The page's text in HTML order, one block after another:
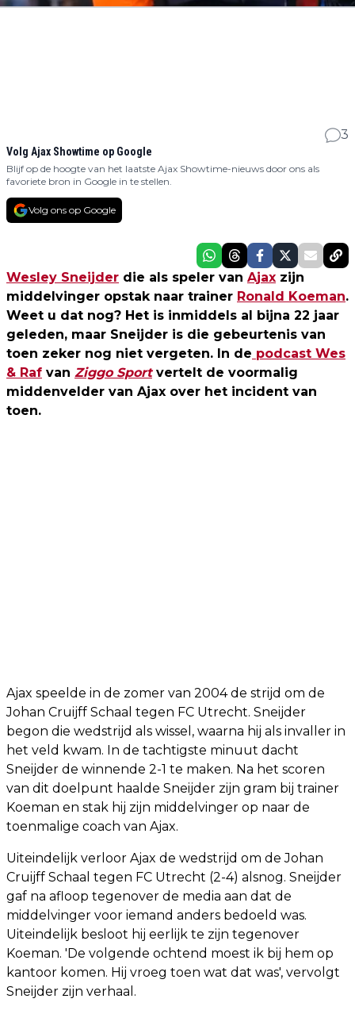
3
Volg Ajax Showtime op Google
Blijf op de hoogte van het laatste Ajax Showtime-nieuws door ons als
favoriete bron in Google in te stellen.
Volg ons op Google
Wesley Sneijder die als speler van Ajax zijn
middelvinger opstak naar trainer Ronald Koeman.
Weet u dat nog? Het is inmiddels al bijna 22 jaar
geleden, maar Sneijder is die gebeurtenis van
toen zeker nog niet vergeten. In de podcast Wes
& Raf van Ziggo Sportvertelt de voormalig
middenvelder van Ajax over het incident van
toen.
Ajax speelde in de zomer van 2004 de strijd om de
Johan Cruijff Schaal tegen FC Utrecht. Sneijder
begon die wedstrijd als wissel, waarna hij als invaller in
het veld kwam. In de tachtigste minuut dacht
Sneijder de winnende 2-1 te maken. Na het scoren
van dit doelpunt haalde Sneijder zijn gram bij trainer
Koeman en stak hij zijn middelvinger op naar de
toenmalige coach van Ajax.
Uiteindelijk verloor Ajax de wedstrijd om de Johan
Cruijff Schaal tegen FC Utrecht (2-4) alsnog. Sneijder
gaf na afloop tegenover de media aan dat de
middelvinger voor iemand anders bedoeld was.
Uiteindelijk besloot hij eerlijk te zijn tegenover
Koeman. 'De volgende ochtend moest ik bij hem op
kantoor komen. Hij vroeg toen wat dat was', vervolgt
Sneijder zijn verhaal.